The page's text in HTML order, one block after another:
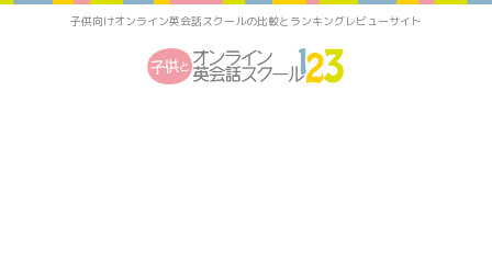
子供向けオンライン英会話スクールの比較とランキングレビューサイト